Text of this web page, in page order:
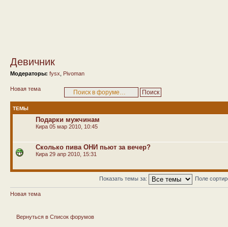
Девичник
Модераторы: fysx Pivoman
Новая тема
ТЕМЫ
Подарки мужчинам
Кира 05 мар 2010, 10:45
Сколько пива ОНИ пьют за вечер?
Кира 29 апр 2010, 15:31
Показать темы за: Поле
Новая тема
Вернуться в Список форумов